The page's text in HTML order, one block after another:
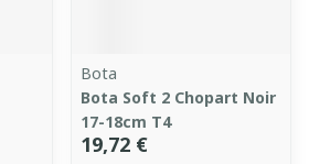
Bota
Bota Soft 2 Chopart Noir
17-18cm T4
19,72 €